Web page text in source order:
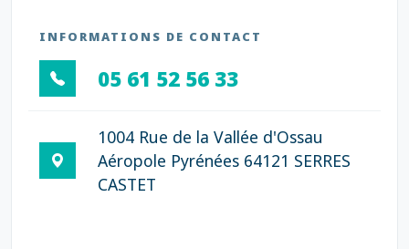
INFORMATIONS DE CONTACT
05 61 52 56 33
1004 Rue de la Vallée d'Ossau
Aéropole Pyrénées 64121 SERRES
CASTET